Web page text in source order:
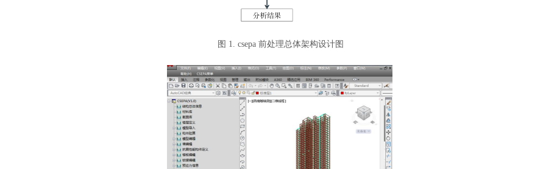
图 1. csepa 前处理总体架构设计图